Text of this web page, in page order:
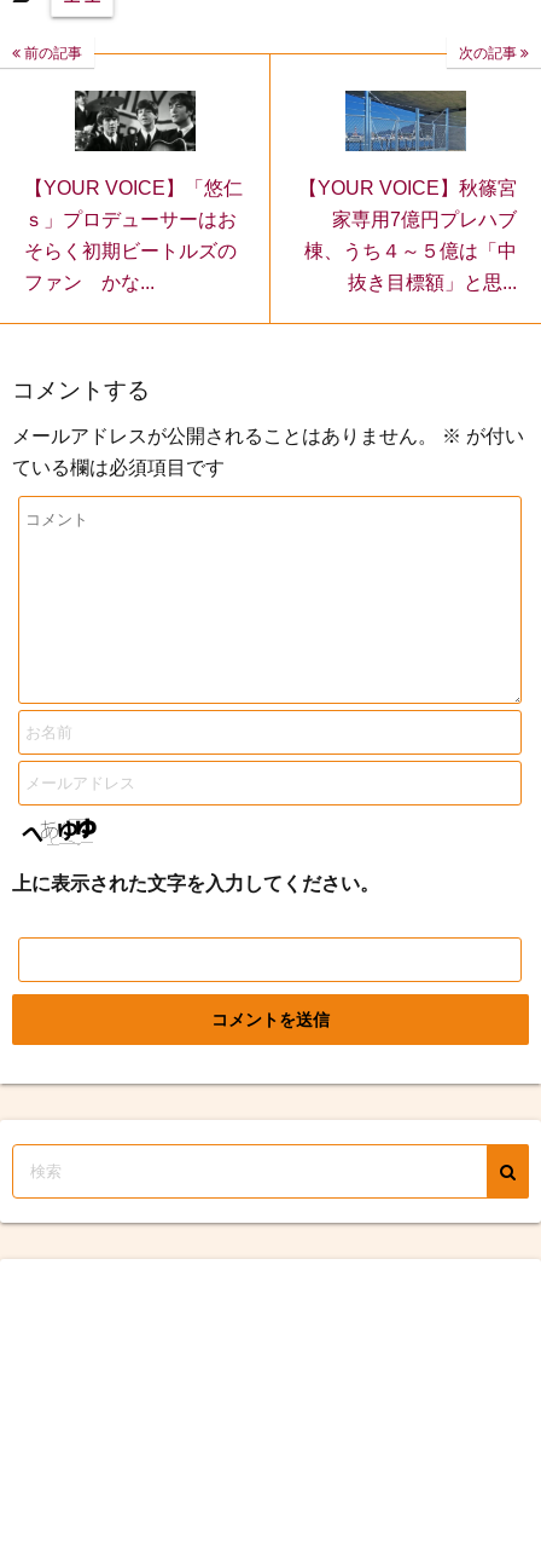
前の記事
【YOUR VOICE】「悠仁
ｓ」プロデューサーはお
そらく初期ビートルズの
ファン かな...
次の記事
【YOUR VOICE】秋篠宮
家専用7億円プレハブ
棟、うち４～５億は「中
抜き目標額」と思...
コメントする
メールアドレスが公開されることはありません。 ※ が付い
ている欄は必須項目です
上に表示された文字を入力してください。